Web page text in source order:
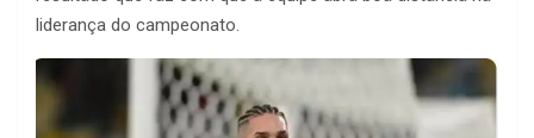
liderança do campeonato.